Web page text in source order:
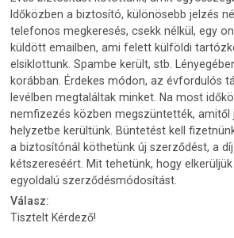
Időközben a biztosító, különösebb jelzés
telefonos megkeresés, csekk nélkül, egy
küldött emailben, ami felett külföldi
elsiklottunk. Spambe került, stb.
korábban. Érdekes módon, az évfordulós
levélben megtaláltak minket. Na most
nemfizezés közben megszüntették, amitől
helyzetbe kerültünk. Büntetést kell
a biztosítónál köthetünk új szerződést, a
kétszereséért. Mit tehetünk, hogy
egyoldalú szerződésmódosítást.
Válasz:
Tisztelt Kérdező!